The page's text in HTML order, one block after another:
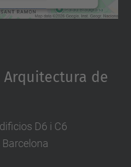
de
D6 i C6